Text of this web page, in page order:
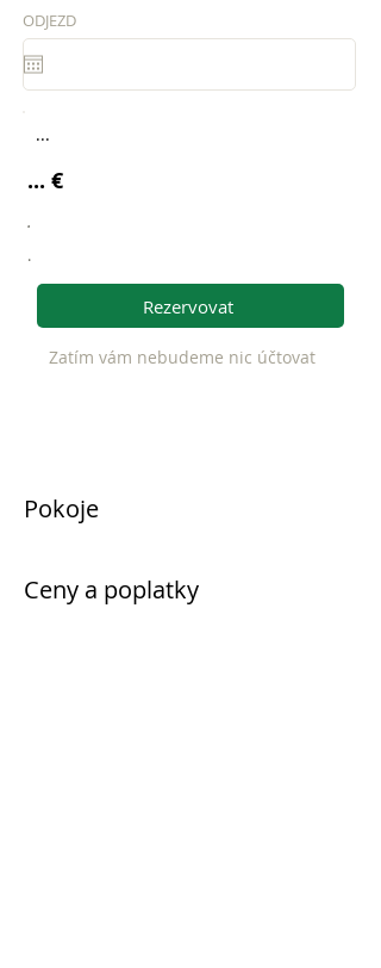
ODJEZD
...
... €
.
.
Rezervovat
Zatím vám nebudeme nic účtovat
Pokoje
Ceny a poplatky